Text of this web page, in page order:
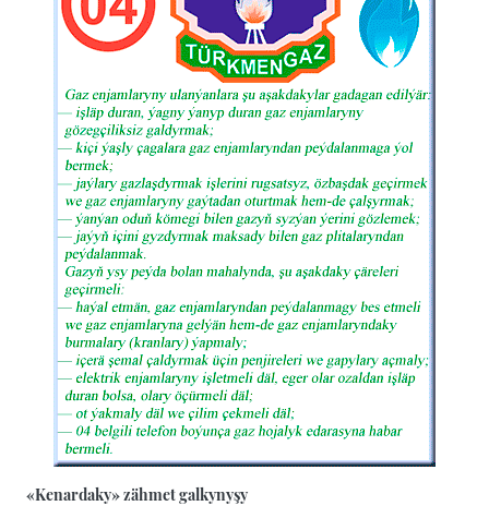
«Kenardaky» zähmet galkynyşy